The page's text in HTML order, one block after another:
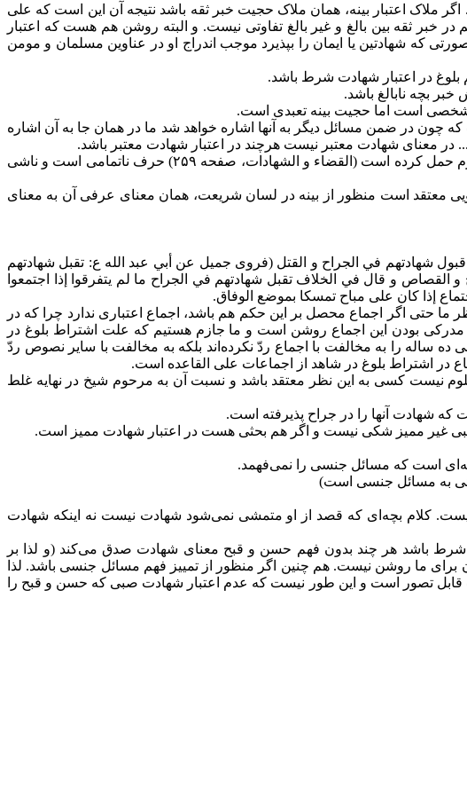
ملاک اعتبار بینه، همان ملاک حجیت خبر ثقه باشد نتیجه آن این است که علی
خبر ثقه بین بالغ و غیر بالغ تفاوتی نیست. و البته روشن هم هست که اعتبار
که شهادتین یا ایمان را بپذیرد موجب اندراج او در عناوین مسلمان و مومن
بلوغ در اعتبار شهادت شرط باشد.
بچه نابالغ باشد.
شخصی است اما حجیت بینه تعبدی است.
در ضمن مسائل دیگر به آنها اشاره خواهد شد ما در همان جا به آن اشاره
معنای شهادت معتبر نیست هرچند در اعتبار شهادت معتبر باشد.
لذا اینکه مثل مرحوم شیخ، حقیقت شهادت را متفرع بر علم و جزم دانسته و تعابیر شهادت به غیر علم را بر اخبار به صورت جزم حمل کرده است (القضاء و الشهادات، صفحه ۲۵۹) حرف ناتمامی است و ناشی
معتقد است منظور از بینه در لسان شریعت، همان معنای عرفی آن به معنای
شهادتهم في الجراح و القتل (فروى جميل عن أبي عبد الله ع: تقبل شهادتهم
و قال في الخلاف تقبل شهادتهم في الجراح ما لم يتفرقوا إذا اجتمعوا
إذا كان على مباح تمسكا بموضع الوفاق.
حتی اگر اجماع محصل بر این حکم هم باشد، اجماع اعتباری ندارد چرا که در
مدرکی بودن این اجماع روشن است و ما جازم هستیم که علت اشتراط بلوغ در
را به مخالفت با اجماع ردّ نکرده‌اند بلکه به مخالفت با سایر نصوص ردّ
اشتراط بلوغ در شاهد از اجماعات علی القاعده است.
نیست کسی به این نظر معتقد باشد و نسبت آن به مرحوم شیخ در نهایه غلط
شهادت آنها را در جراح پذیرفته است.
غیر ممیز شکی نیست و اگر هم بحثی هست در اعتبار شهادت ممیز است.
است که مسائل جنسی را نمی‌فهمد.
به مسائل جنسی است)
کلام بچه‌ای که قصد از او متمشی نمی‌شود شهادت نیست نه اینکه شهادت
باشد هر چند بدون فهم حسن و قبح معنای شهادت صدق می‌کند (و لذا بر
ما روشن نیست. هم چنین اگر منظور از تمییز فهم مسائل جنسی باشد. لذا
تصور است و این طور نیست که عدم اعتبار شهادت صبی که حسن و قبح را